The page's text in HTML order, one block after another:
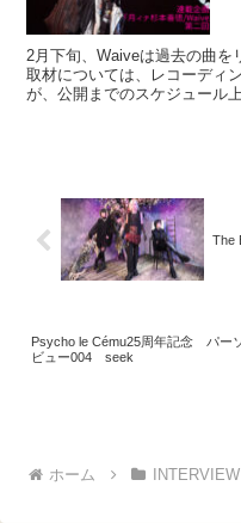
2月下旬、Waiveは過去の曲を
取材については、レコーディ
が、公開までのスケジュール
The
Psycho le Cému25周年記念 パー
ビュー004 seek
ホーム INTERVIEW